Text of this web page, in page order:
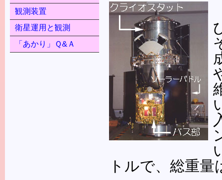
観測装置
衛星運用と観測
「あかり」Ｑ&Ａ
トルで、総重